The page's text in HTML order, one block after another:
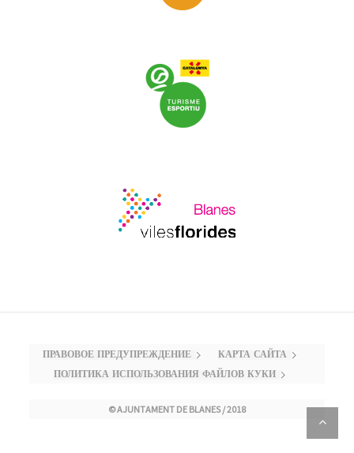
ПРАВОВОЕ ПРЕДУПРЕЖДЕНИЕ КАРТА САЙТА
ПОЛИТИКА ИСПОЛЬЗОВАНИЯ ФАЙЛОВ КУКИ
© AJUNTAMENT DE BLANES / 2018